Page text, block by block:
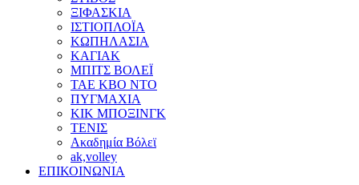
ΞΙΦΑΣΚΙΑ
ΙΣΤΙΟΠΛΟΪΑ
ΚΩΠΗΛΑΣΙΑ
ΚΑΓΙΑΚ
ΜΠΙΤΣ ΒΟΛΕΪ
ΤΑΕ ΚΒΟ ΝΤΟ
ΠΥΓΜΑΧΙΑ
ΚΙΚ ΜΠΟΞΙΝΓΚ
ΤΕΝΙΣ
Ακαδημία Βόλεϊ
ak,volley
ΕΠΙΚΟΙΝΩΝΙΑ